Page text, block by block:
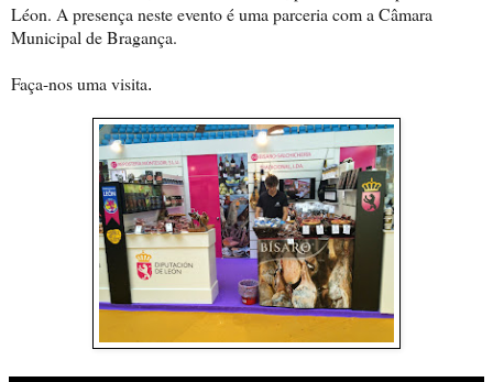
Léon. A presença neste evento é uma parceria com a Câmara
Municipal de Bragança.
Faça-nos uma visita.